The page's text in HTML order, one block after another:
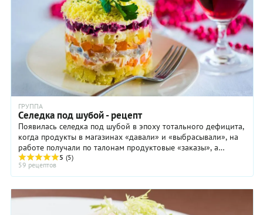
ГРУППА
Селедка под шубой - рецепт
Появилась селедка под шубой в эпоху тотального дефицита,
когда продукты в магазинах «давали» и «выбрасывали», на
работе получали по талонам продуктовые «заказы», а
обычный сервелат считался роскошью и ...
5 (5)
59 рецептов